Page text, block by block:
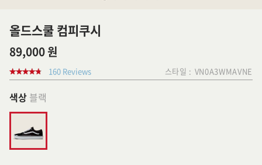
올드스쿨 컴피쿠시
89,000 원
160 Reviews 스타일 : VN0A3WMAVNE
색상 블랙